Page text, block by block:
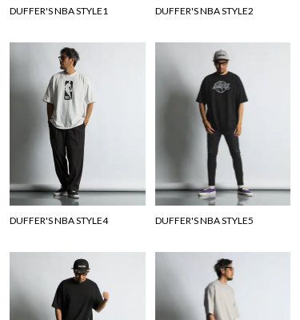
DUFFER'S NBA STYLE1 DUFFER'S NBA STYLE2
DUFFER'S NBA STYLE4 DUFFER'S NBA STYLE5